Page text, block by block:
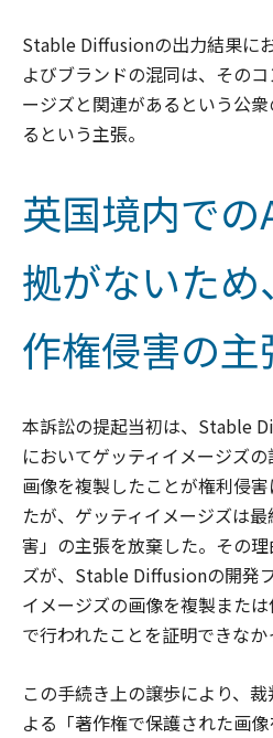
Stable Diffusionの出力結果に
よびブランドの混同は、その
ージズと関連があるという公
るという主張。
英国境内で
拠がないた
作権侵害の
本訴訟の提起当初は、Stable
においてゲッティイメージズ
画像を複製したことが権利侵
たが、ゲッティイメージズは
害」の主張を放棄した。その
ズが、Stable Diffusionの開発
イメージズの画像を複製また
で行われたことを証明できな
この手続き上の譲歩により、
よる「著作権で保護された画